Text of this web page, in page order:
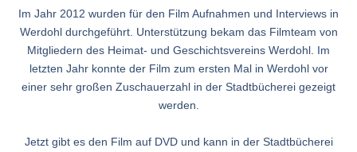
Im Jahr 2012 wurden für den Film Aufnahmen und Interviews in
Werdohl durchgeführt. Unterstützung bekam das Filmteam von
Mitgliedern des Heimat- und Geschichtsvereins Werdohl. Im
letzten Jahr konnte der Film zum ersten Mal in Werdohl vor
einer sehr großen Zuschauerzahl in der Stadtbücherei gezeigt
werden.
Jetzt gibt es den Film auf DVD und kann in der Stadtbücherei